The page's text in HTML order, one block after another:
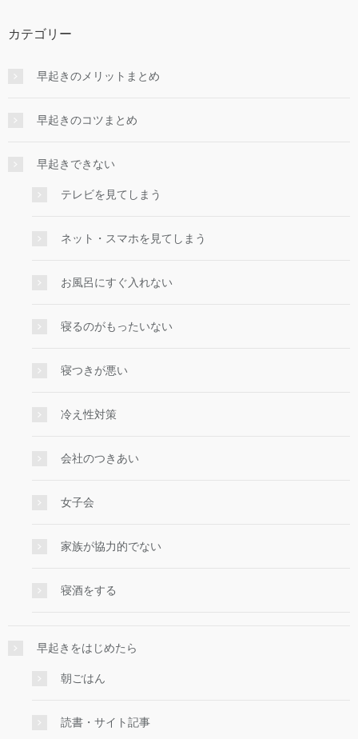
カテゴリー
早起きのメリットまとめ
早起きのコツまとめ
早起きできない
テレビを見てしまう
ネット・スマホを見てしまう
お風呂にすぐ入れない
寝るのがもったいない
寝つきが悪い
冷え性対策
会社のつきあい
女子会
家族が協力的でない
寝酒をする
早起きをはじめたら
朝ごはん
読書・サイト記事